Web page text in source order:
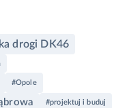
drogi DK46
#Opole
#projektuj i buduj